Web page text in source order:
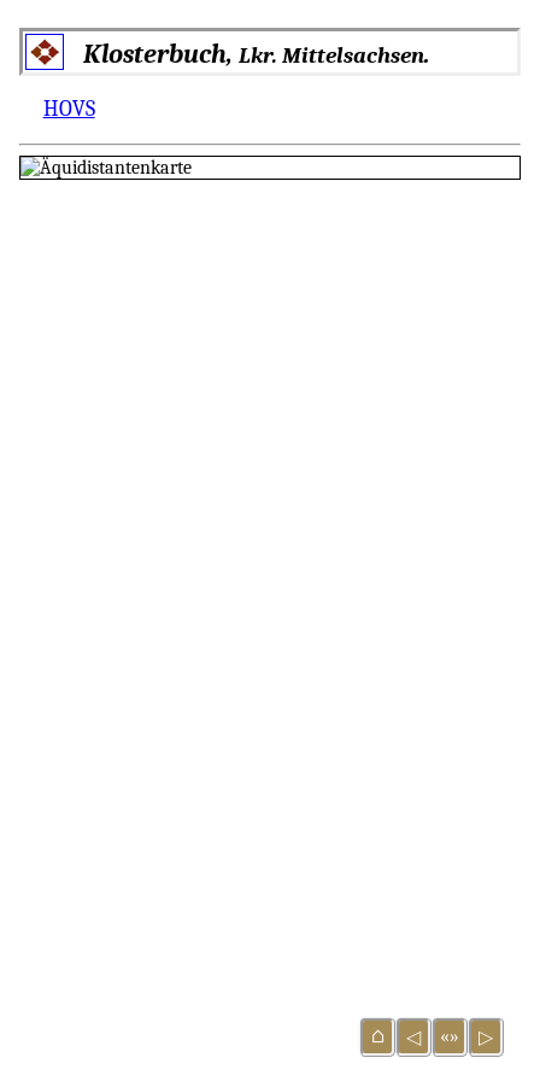
Klosterbuch,Lkr. Mittelsachsen.
HOVS
⌂ ◁ «» ▷